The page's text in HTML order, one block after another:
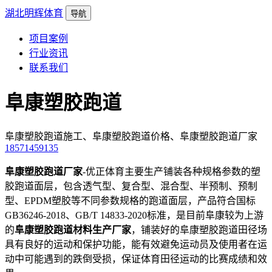
湖北明辉体育 导航
项目案例
行业资讯
联系我们
阜康塑胶跑道
阜康塑胶跑道施工、阜康塑胶跑道价格、阜康塑胶跑道厂家
18571459135
阜康塑胶跑道厂家-优正体育主要生产铺装各种规格参数的塑
胶跑道面层，包含透气型、复合型、混合型、半预制、预制
型、EPDM塑胶等不同参数规格的跑道面层，产品符合国标
GB36246-2018、GB/T 14833-2020标准，是目前阜康较为上游
的阜康塑胶跑道材料生产厂家，铺装好的阜康塑胶跑道田径场
具有良好的运动和保护功能，能有效避免运动员及使用者在运
动中可能遇到的跌倒受损，保证体育田径运动的比赛成绩和效